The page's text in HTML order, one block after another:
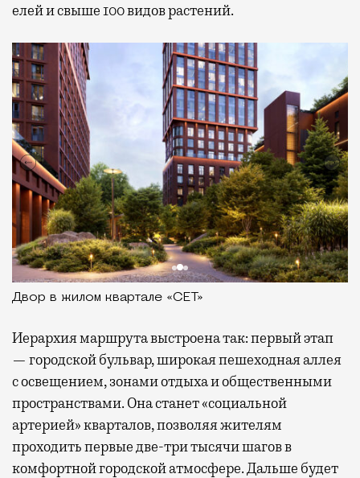
елей и свыше 100 видов растений.
Двор в жилом квартале «СЕТ»
Иерархия маршрута выстроена так: первый этап
— городской бульвар, широкая пешеходная аллея
с освещением, зонами отдыха и общественными
пространствами. Она станет «социальной
артерией» кварталов, позволяя жителям
проходить первые две-три тысячи шагов в
комфортной городской атмосфере. Дальше будет